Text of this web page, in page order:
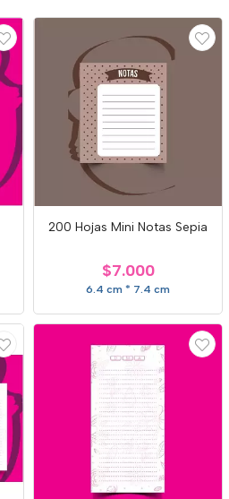
200 Hojas Mini Notas Sepia
$7.000
6.4 cm * 7.4 cm